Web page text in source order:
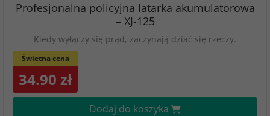
Profesjonalna policyjna latarka akumulatorowa
– XJ-125
Kiedy wyłączy się prąd, zaczynają dziać się rzeczy.
Świetna cena
34.90 zł
Dodaj do koszyka